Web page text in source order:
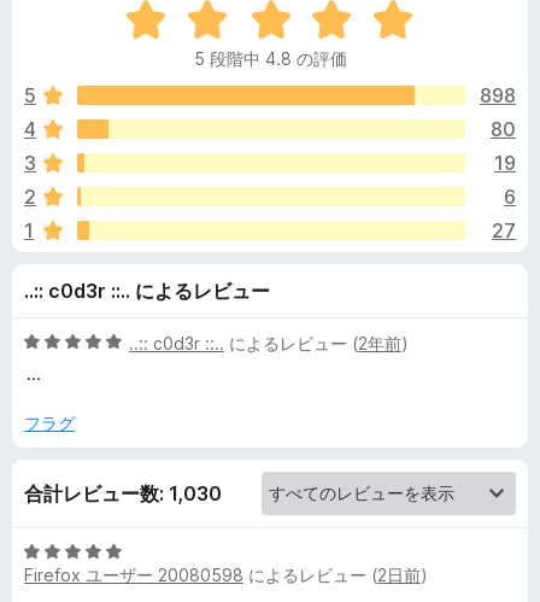
ラ
ウ
ザ
ー
ド
オ
ン
g
l
e
F
i
の
レ
5
段
中
.
の
価
5 段階中 4.8 の評価
5
898
4
80
3
19
2
6
1
27
..:: c0d3r ::.. によるレビュー
5
中
評
..:: c0d3r ::.. によるレビュー (2年前)
...
フラグ
合計レビュー数: 1,030
5
段
Firefox ユーザー 20080598 によるレビュー (2日前)